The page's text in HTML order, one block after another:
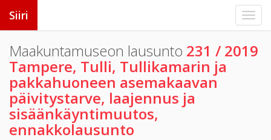
Siiri
Maakuntamuseon lausunto 231 / 2019
Tampere, Tulli, Tullikamarin ja
pakkahuoneen asemakaavan
päivitystarve, laajennus ja
sisäänkäyntimuutos,
ennakkolausunto